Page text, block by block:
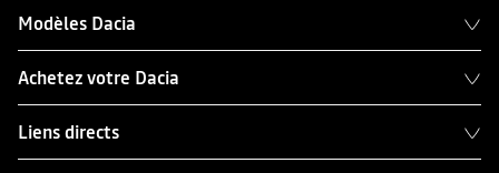
Modèles Dacia
Achetez votre Dacia
Liens directs